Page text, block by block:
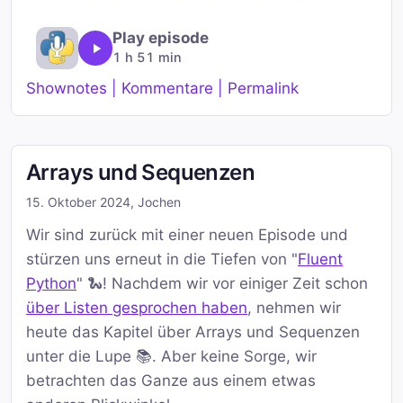
Play episode
1 h 51 min
Shownotes | Kommentare | Permalink
Arrays und Sequenzen
15. Oktober 2024, Jochen
Wir sind zurück mit einer neuen Episode und
stürzen uns erneut in die Tiefen von "Fluent
Python" 🐍! Nachdem wir vor einiger Zeit schon
über Listen gesprochen haben, nehmen wir
heute das Kapitel über Arrays und Sequenzen
unter die Lupe 📚. Aber keine Sorge, wir
betrachten das Ganze aus einem etwas